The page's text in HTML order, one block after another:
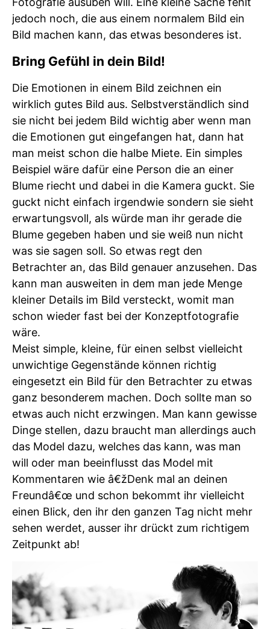
jedoch noch, die aus einem normalem Bild ein
Bild machen kann, das etwas besonderes ist.
Bring Gefühl in dein Bild!
Die Emotionen in einem Bild zeichnen ein
wirklich gutes Bild aus. Selbstverständlich sind
sie nicht bei jedem Bild wichtig aber wenn man
die Emotionen gut eingefangen hat, dann hat
man meist schon die halbe Miete. Ein simples
Beispiel wäre dafür eine Person die an einer
Blume riecht und dabei in die Kamera guckt. Sie
guckt nicht einfach irgendwie sondern sie sieht
erwartungsvoll, als würde man ihr gerade die
Blume gegeben haben und sie weiß nun nicht
was sie sagen soll. So etwas regt den
Betrachter an, das Bild genauer anzusehen. Das
kann man ausweiten in dem man jede Menge
kleiner Details im Bild versteckt, womit man
schon wieder fast bei der Konzeptfotografie
wäre.
Meist simple, kleine, für einen selbst vielleicht
unwichtige Gegenstände können richtig
eingesetzt ein Bild für den Betrachter zu etwas
ganz besonderem machen. Doch sollte man so
etwas auch nicht erzwingen. Man kann gewisse
Dinge stellen, dazu braucht man allerdings auch
das Model dazu, welches das kann, was man
will oder man beeinflusst das Model mit
Kommentaren wie â€žDenk mal an deinen
Freundâ€œ und schon bekommt ihr vielleicht
einen Blick, den ihr den ganzen Tag nicht mehr
sehen werdet, ausser ihr drückt zum richtigem
Zeitpunkt ab!